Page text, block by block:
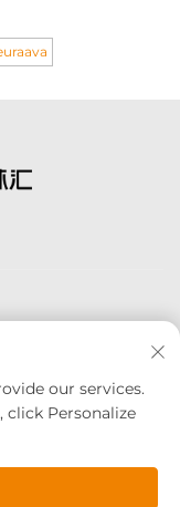
Tilaa
our services.
click Personalize